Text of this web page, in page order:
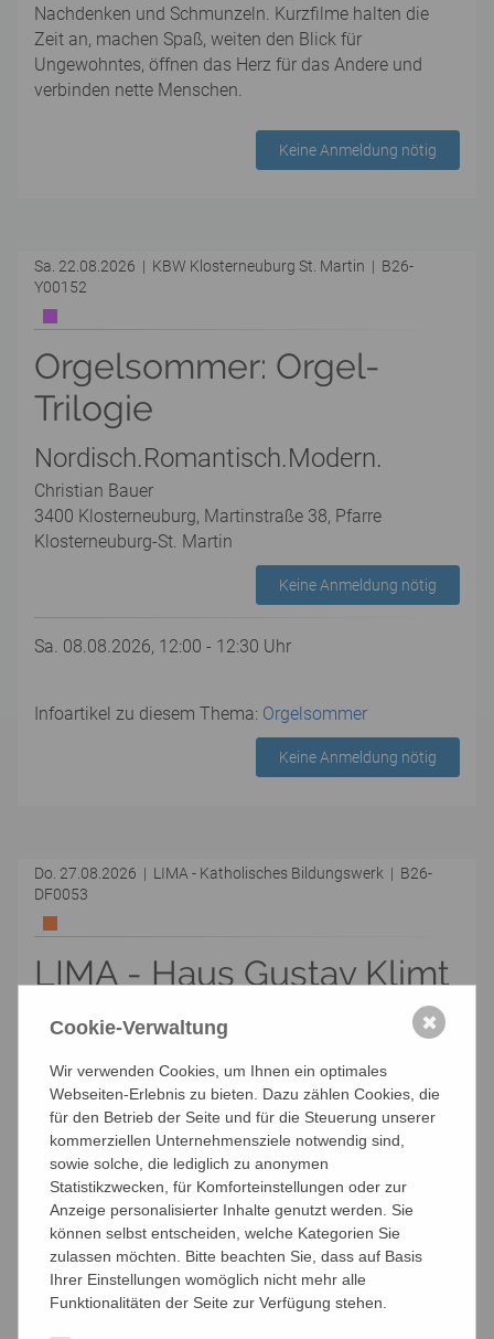
Nachdenken und Schmunzeln. Kurzfilme halten die
Zeit an, machen Spaß, weiten den Blick für
Ungewohntes, öffnen das Herz für das Andere und
verbinden nette Menschen.
Keine Anmeldung nötig
Sa. 22.08.2026 | KBW Klosterneuburg St. Martin | B26-
Y00152
Orgelsommer: Orgel-
Trilogie
Nordisch.Romantisch.Modern.
Christian Bauer
3400 Klosterneuburg, Martinstraße 38, Pfarre
Klosterneuburg-St. Martin
Keine Anmeldung nötig
Sa. 08.08.2026, 12:00 - 12:30 Uhr
Infoartikel zu diesem Thema: Orgelsommer
Keine Anmeldung nötig
Do. 27.08.2026 | LIMA - Katholisches Bildungswerk | B26-
DF0053
LIMA - Haus Gustav Klimt
Trainingsgruppe unregelmäßig
1140 Wien, Felbigergasse 81, Haus Gustav Klimt -
Häuser zum Leben
Kosten: Den Kursbeitrag erfahren Sie bei der Trainer:in
Sa. 08.08.2026, 12:00 - 12:30 Uhr
die nächsten Kurstage:
27.08.2026, 15:00 - 16:00
Kosten: Den Kursbeitrag erfahren Sie bei der Trainer:in
Cookie-Verwaltung
Wir verwenden Cookies, um Ihnen ein optimales
Webseiten-Erlebnis zu bieten. Dazu zählen Cookies, die
für den Betrieb der Seite und für die Steuerung unserer
kommerziellen Unternehmensziele notwendig sind,
sowie solche, die lediglich zu anonymen
Statistikzwecken, für Komforteinstellungen oder zur
Anzeige personalisierter Inhalte genutzt werden. Sie
können selbst entscheiden, welche Kategorien Sie
zulassen möchten. Bitte beachten Sie, dass auf Basis
Ihrer Einstellungen womöglich nicht mehr alle
Funktionalitäten der Seite zur Verfügung stehen.
✖